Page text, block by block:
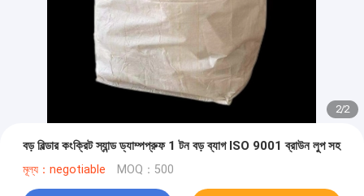
2/2
বড় বিল্ডার কংক্রিট স্যান্ড ড্যাম্পপ্রুফ 1 টন বড় ব্যাগ ISO 9001 ব্রাউন লুপ সহ
মূল্য：negotiable MOQ：500